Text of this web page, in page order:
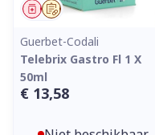
Op voorschrift
Geneesmiddel
Guerbet-Codali
Telebrix Gastro Fl 1 X
50ml
€ 13,58